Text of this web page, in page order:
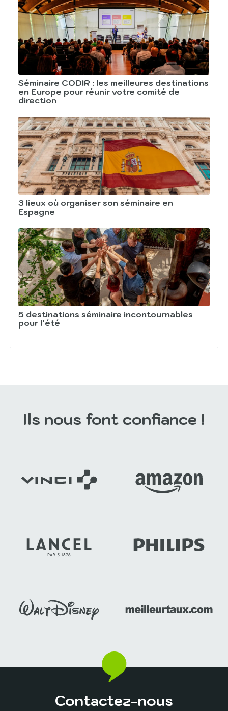
Séminaire CODIR : les meilleures destinations
en Europe pour réunir votre comité de
direction
3 lieux où organiser son séminaire en
Espagne
5 destinations séminaire incontournables
pour l’été
Ils nous font confiance !
Contactez-nous